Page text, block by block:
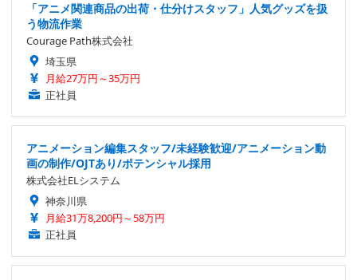
「アニメ関連商品の出荷・仕分けスタッフ」人気グッズを扱
う物流作業
Courage Path株式会社
埼玉県
月給27万円～35万円
正社員
アニメーション編集スタッフ/未経験歓迎/アニメーション動
画の制作/OJTあり/ポテンシャル採用
株式会社ELシステム
神奈川県
月給31万8,200円～58万円
正社員